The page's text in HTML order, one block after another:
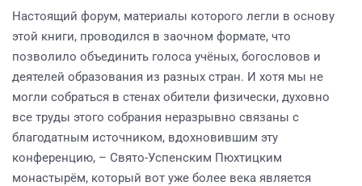
Настоящий форум, материалы которого легли в основу
этой книги, проводился в заочном формате, что
позволило объединить голоса учёных, богословов и
деятелей образования из разных стран. И хотя мы не
могли собраться в стенах обители физически, духовно
все труды этого собрания неразрывно связаны с
благодатным источником, вдохновившим эту
конференцию, – Свято-Успенским Пюхтицким
монастырём, который вот уже более века является